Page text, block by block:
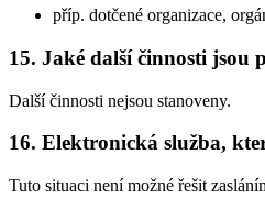
příp. dotčené organizace,
15. Jaké další činnosti jsou
Další činnosti nejsou stanoveny.
16. Elektronická služba,
Tuto situaci není možné řešit